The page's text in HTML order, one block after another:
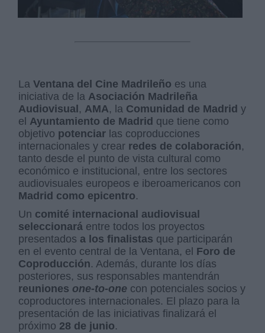
LaVentana del Cine Madrileño es una
iniciativa de la Asociación Madrileña
Audiovisual , AMA, la Comunidad de Madrid y
el Ayuntamiento de Madrid que tiene como
objetivo potenciar las coproducciones
internacionales y crear redes de colaboración,
tanto desde el punto de vista cultural como
económico e institucional, entre los sectores
audiovisuales europeos e iberoamericanos con
Madrid como epicentro.
Un comité internacional audiovisual
seleccionará entre todos los proyectos
presentados a los finalistas que participarán
en el evento central de la Ventana, el Foro de
Coproducción. Además, durante los días
posteriores, sus responsables mantendrán
reuniones one-to-one con potenciales socios y
coproductores internacionales. El plazo para la
presentación de las iniciativas finalizará el
próximo 28 de junio.